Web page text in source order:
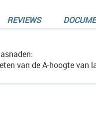
van de A-hoogte van
REVIEWS